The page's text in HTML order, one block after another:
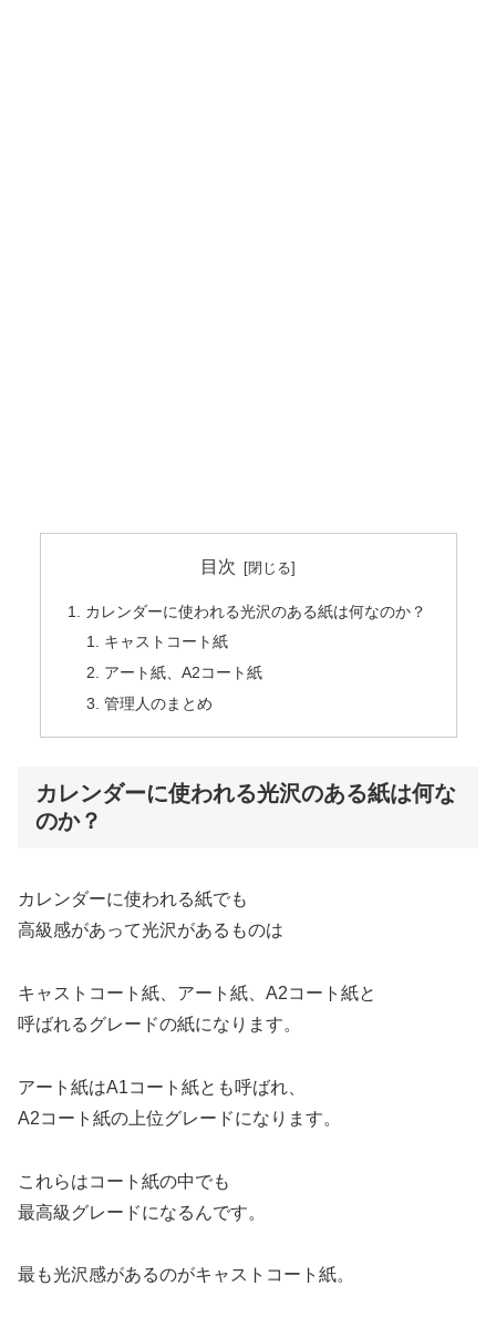
目次
カレンダーに使われる光沢のある紙は何なのか？
キャストコート紙
アート紙、A2コート紙
管理人のまとめ
カレンダーに使われる光沢のある紙は何な
のか？
カレンダーに使われる紙でも
高級感があって光沢があるものは
キャストコート紙、アート紙、A2コート紙と
呼ばれるグレードの紙になります。
アート紙はA1コート紙とも呼ばれ、
A2コート紙の上位グレードになります。
これらはコート紙の中でも
最高級グレードになるんです。
最も光沢感があるのがキャストコート紙。